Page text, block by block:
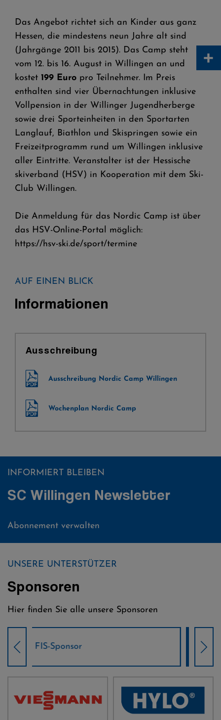
Das Angebot richtet sich an Kinder aus ganz
Hessen, die mindestens neun Jahre alt sind
(Jahrgänge 2011 bis 2015). Das Camp steht
vom 12. bis 16. August in Willingen an und
kostet 199 Euro pro Teilnehmer. Im Preis
enthalten sind vier Übernachtungen inklusive
Vollpension in der Willinger Jugendherberge
sowie drei Sporteinheiten in den Sportarten
Langlauf, Biathlon und Skispringen sowie ein
Freizeitprogramm rund um Willingen inklusive
aller Eintritte. Veranstalter ist der Hessische
skiverband (HSV) in Kooperation mit dem Ski-
Club Willingen.
Die Anmeldung für das Nordic Camp ist über
das HSV-Online-Portal möglich:
https://hsv-ski.de/sport/termine
AUF EINEN BLICK
Informationen
Ausschreibung
Ausschreibung Nordic Camp Willingen
Wochenplan Nordic Camp
INFORMIERT BLEIBEN
SC Willingen Newsletter
Abonnement verwalten
UNSERE UNTERSTÜTZER
Sponsoren
Hier finden Sie alle unsere Sponsoren
Weltcup-Sponsoren Damen
+